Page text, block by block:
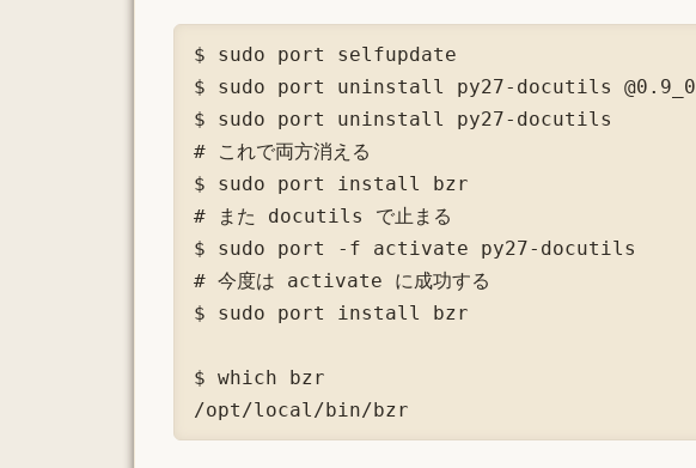
$ sudo port selfupdate
$ sudo port uninstall py27-docutils @0.9_0
$ sudo port uninstall py27-docutils
# これで両方消える
$ sudo port install bzr
# また docutils で止まる
$ sudo port -f activate py27-docutils
# 今度は activate に成功する
$ sudo port install bzr
$ which bzr
/opt/local/bin/bzr